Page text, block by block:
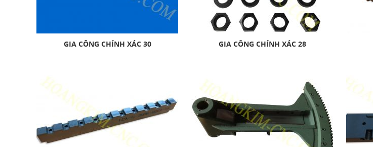
GIA CÔNG CHÍNH XÁC 30 GIA CÔNG CHÍNH XÁC 28